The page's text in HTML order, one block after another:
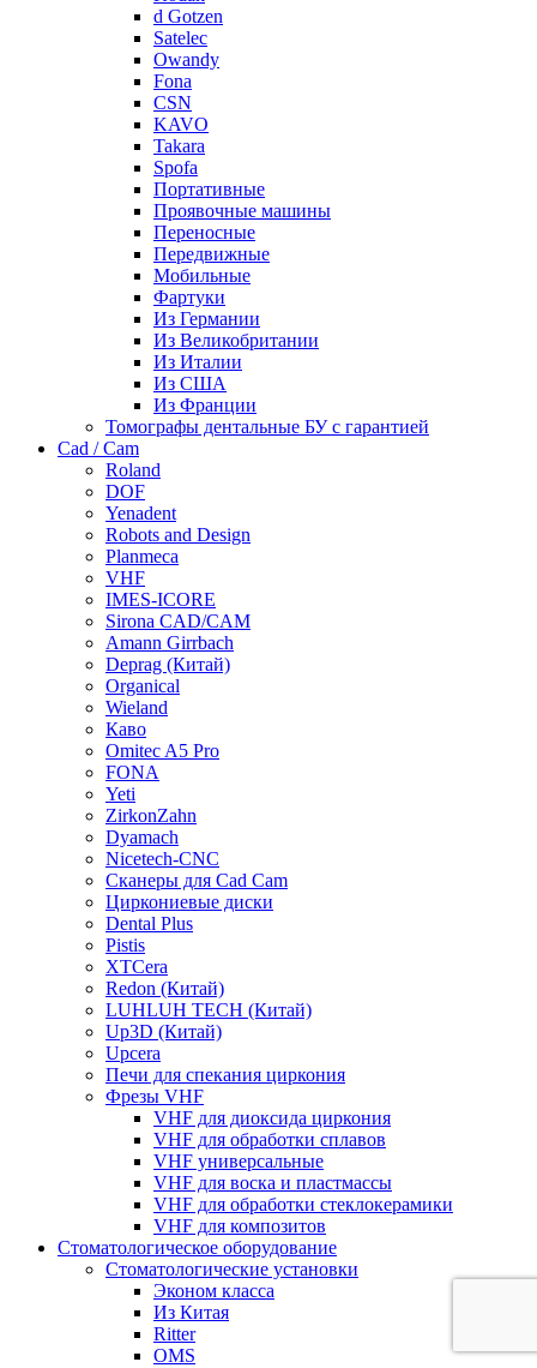
d Gotzen
Satelec
Owandy
Fona
CSN
KAVO
Takara
Spofa
Портативные
Проявочные машины
Переносные
Передвижные
Мобильные
Фартуки
Из Германии
Из Великобритании
Из Италии
Из США
Из Франции
Томографы дентальные БУ с гарантией
Cad / Cam
Roland
DOF
Yenadent
Robots and Design
Planmeca
VHF
IMES-ICORE
Sirona CAD/CAM
Amann Girrbach
Deprag (Китай)
Organical
Wieland
Каво
Omitec A5 Pro
FONA
Yeti
ZirkonZahn
Dyamach
Nicetech-CNC
Сканеры для Cad Cam
Циркониевые диски
Dental Plus
Pistis
XTCera
Redon (Китай)
LUHLUH TECH (Китай)
Up3D (Китай)
Upcera
Печи для спекания циркония
Фрезы VHF
VHF для диоксида циркония
VHF для обработки сплавов
VHF универсальные
VHF для воска и пластмассы
VHF для обработки стеклокерамики
VHF для композитов
Стоматологическое оборудование
Стоматологические установки
Эконом класса
Из Китая
Ritter
OMS